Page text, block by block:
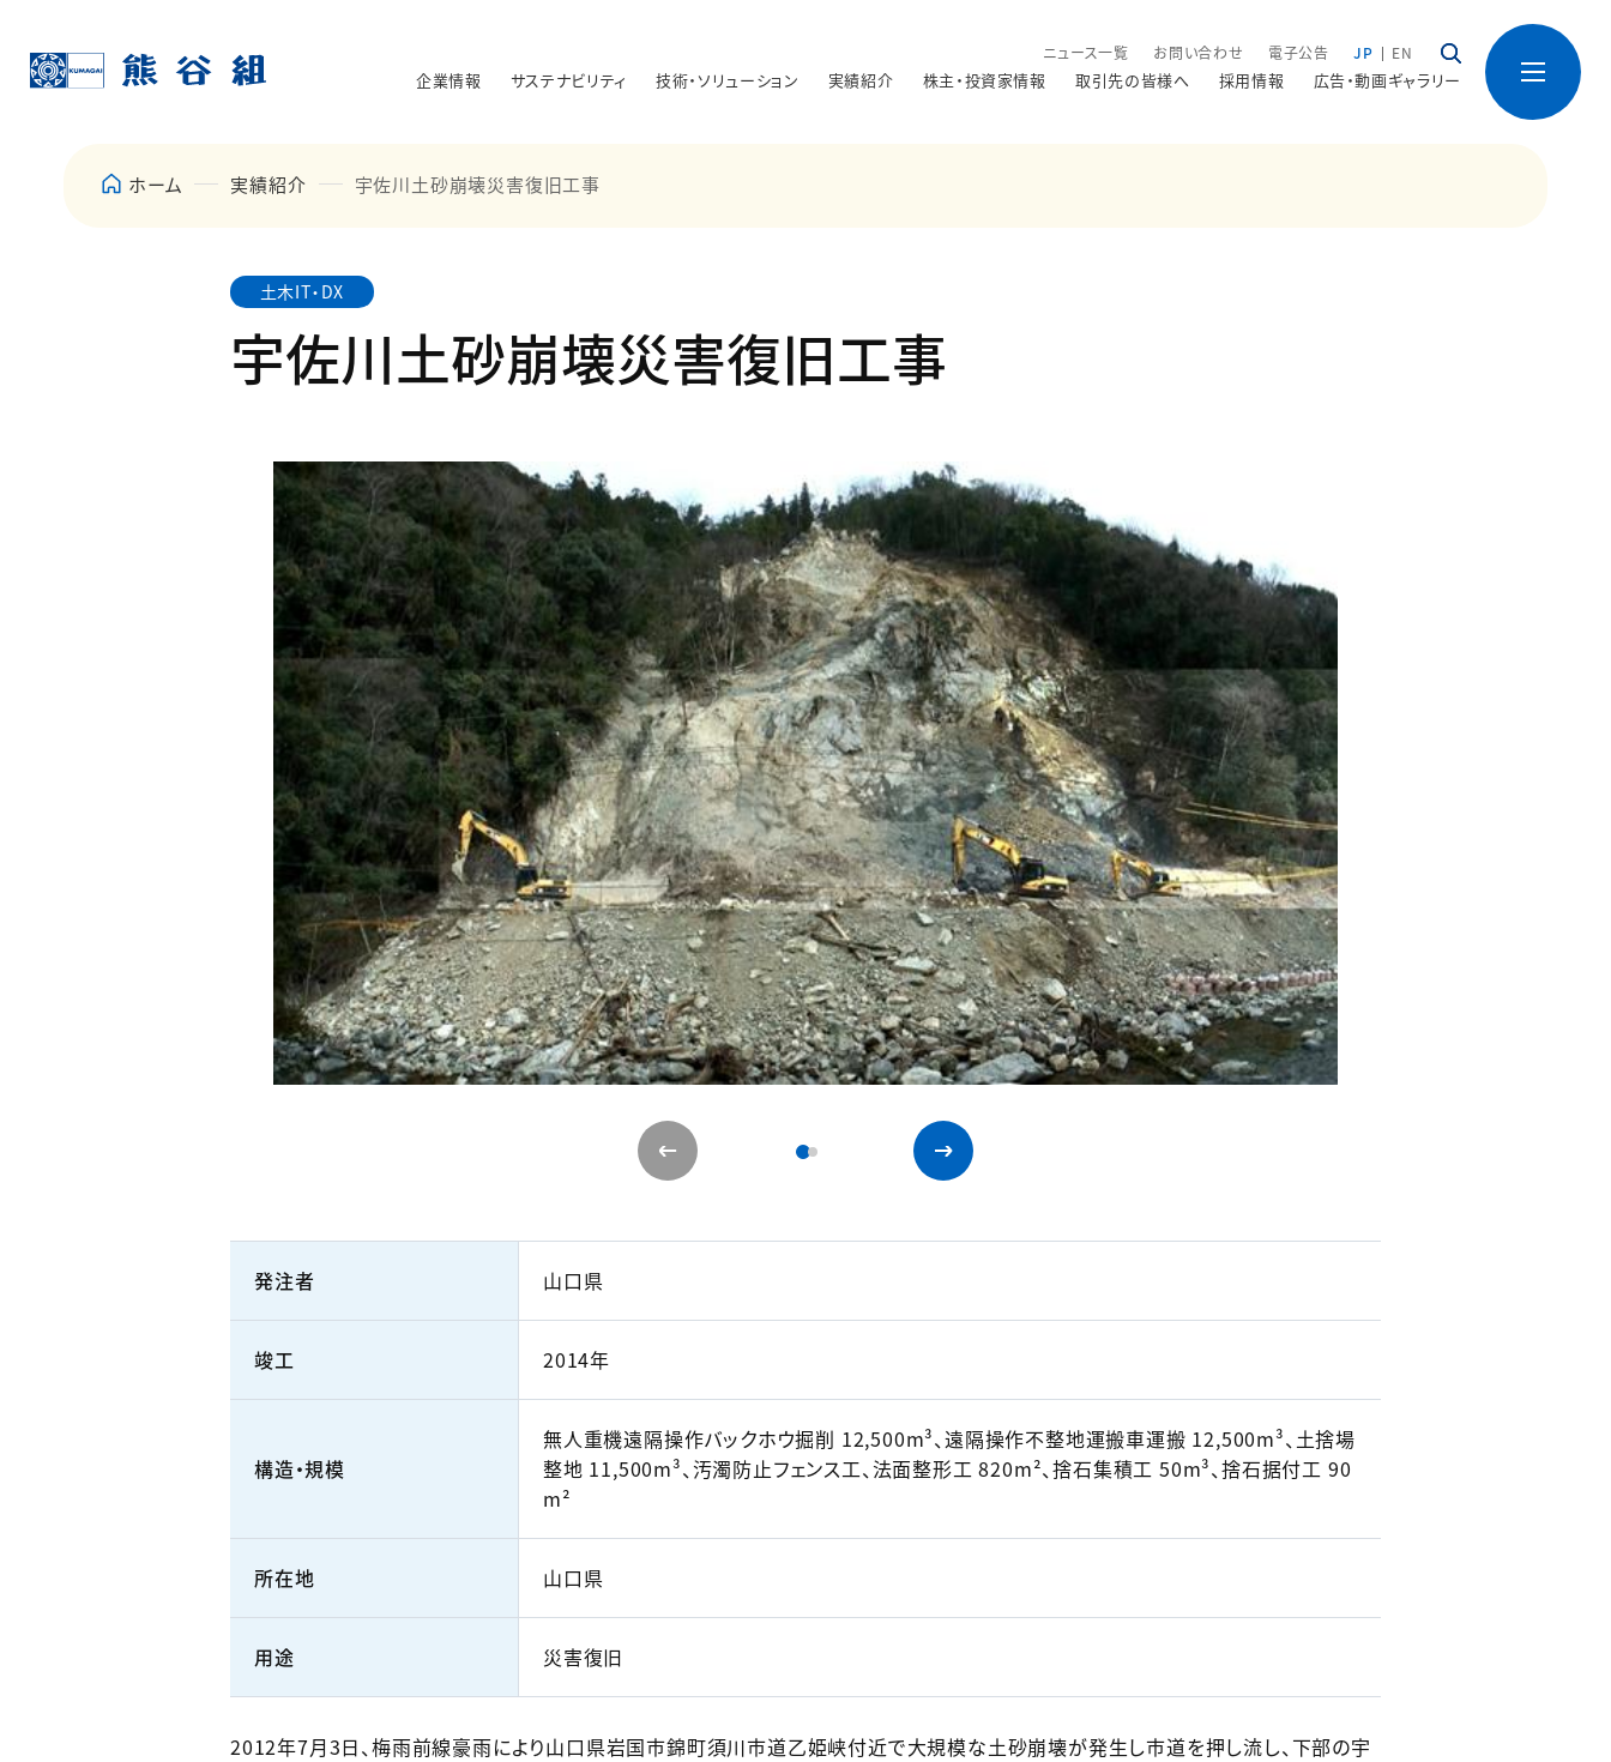
ニュース一覧 お問い合わせ 電子公告 JP EN
企業情報 サステナビリティ 技術・ソリューション 実績紹介 株主・投資家情報 取引先の皆様へ 採用情報 広告・動画ギャラリー
ホーム 実績紹介 宇佐川土砂崩壊災害復旧工事
土木IT・DX
宇佐川土砂崩壊災害復旧工事
発注者 山口県
竣工 2014年
構造・規模
無人重機遠隔操作バックホウ掘削 12,500m³、遠隔操作不整地運搬車運搬 12,500m³、土捨場
整地 11,500m³、汚濁防止フェンス工、法面整形工 820m²、捨石集積工 50m³、捨石据付工 90
m²
所在地 山口県
用途 災害復旧
2012年7月3日、梅雨前線豪雨により山口県岩国市錦町須川市道乙姫峡付近で大規模な土砂崩壊が発生し市道を押し流し、下部の宇